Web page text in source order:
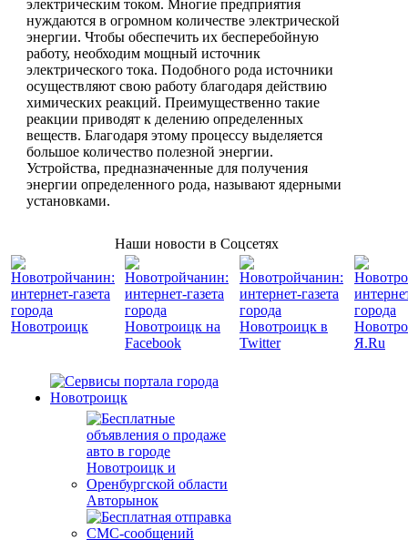
электрическим током. Многие предприятия
нуждаются в огромном количестве электрической
энергии. Чтобы обеспечить их бесперебойную
работу, необходим мощный источник
электрического тока. Подобного рода источники
осуществляют свою работу благодаря действию
химических реакций. Преимущественно такие
реакции приводят к делению определенных
веществ. Благодаря этому процессу выделяется
большое количество полезной энергии.
Устройства, предназначенные для получения
энергии определенного рода, называют ядерными
установками.
Наши новости в Соцсетях
Авторынок